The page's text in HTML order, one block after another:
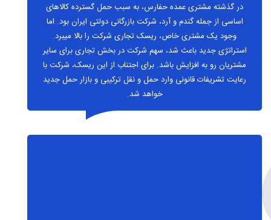
اساسی از جمله گندم و آرد، شرکت بازرگانی دولتی ایران بود. اما
وجود یک مشتری خاص، ریسک تجاری شرکت را بالا میبرد.
استراتژی جدید باعث شد، سهم شرکت در بخش تجاری برای سایر
مشتریان رو به افزایش باشد. برای اجتناب از این ریسک، شرکت با
رعایت تشریفات قانونی وارد حمل و نقل ترکیبی و بازار حمل جدید
خواهد شد.